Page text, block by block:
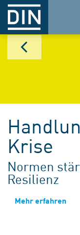
Krise
Normen
Resilienz
Mehr erfahren